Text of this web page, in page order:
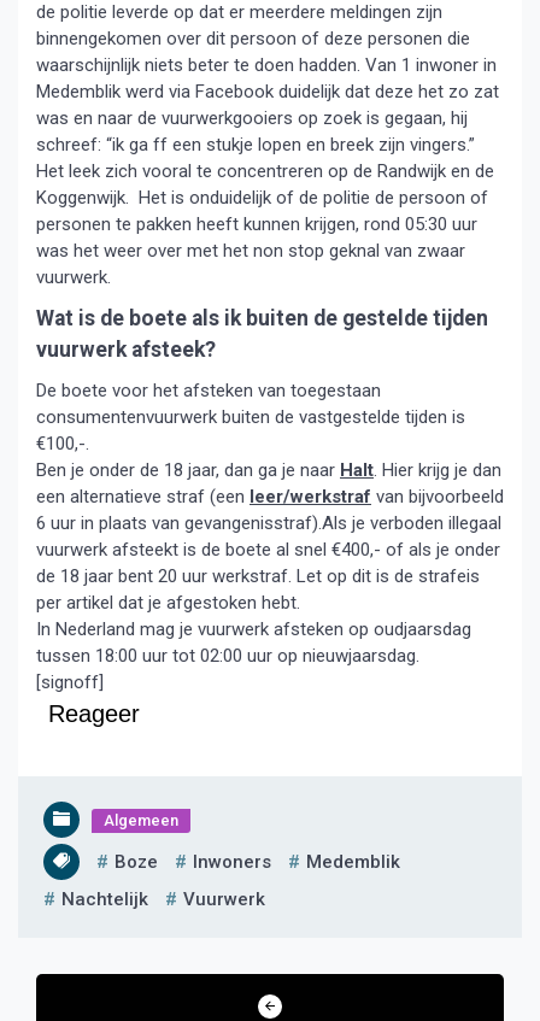
de politie leverde op dat er meerdere meldingen zijn
binnengekomen over dit persoon of deze personen die
waarschijnlijk niets beter te doen hadden. Van 1 inwoner in
Medemblik werd via Facebook duidelijk dat deze het zo zat
was en naar de vuurwerkgooiers op zoek is gegaan, hij
schreef: “ik ga ff een stukje lopen en breek zijn vingers.”
Het leek zich vooral te concentreren op de Randwijk en de
Koggenwijk. Het is onduidelijk of de politie de persoon of
personen te pakken heeft kunnen krijgen, rond 05:30 uur
was het weer over met het non stop geknal van zwaar
vuurwerk.
Wat is de boete als ik buiten de gestelde tijden
vuurwerk afsteek?
De boete voor het afsteken van toegestaan
consumentenvuurwerk buiten de vastgestelde tijden is
€100,-.
Ben je onder de 18 jaar, dan ga je naar Halt. Hier krijg je dan
een alternatieve straf (een leer/werkstraf van bijvoorbeeld
6 uur in plaats van gevangenisstraf).Als je verboden illegaal
vuurwerk afsteekt is de boete al snel €400,- of als je onder
de 18 jaar bent 20 uur werkstraf. Let op dit is de strafeis
per artikel dat je afgestoken hebt.
In Nederland mag je vuurwerk afsteken op oudjaarsdag
tussen 18:00 uur tot 02:00 uur op nieuwjaarsdag.
[signoff]
Reageer
Algemeen
Boze Inwoners
Medemblik
Nachtelijk
Vuurwerk
Bericht